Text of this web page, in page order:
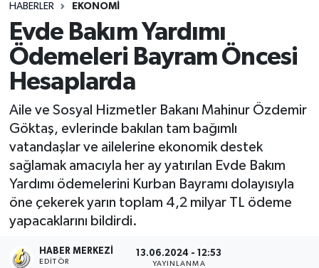
HABERLER EKONOMI
Evde Bakım Yardımı
Ödemeleri Bayram Öncesi
Hesaplarda
Aile ve Sosyal Hizmetler Bakanı Mahinur Özdemir
Göktaş, evlerinde bakılan tam bağımlı
vatandaşlar ve ailelerine ekonomik destek
sağlamak amacıyla her ay yatırılan Evde Bakım
Yardımı ödemelerini Kurban Bayramı dolayısıyla
öne çekerek yarın toplam 4,2 milyar TL ödeme
yapacaklarını bildirdi.
HABER MERKEZI
EDITÖR
13.06.2024 - 12:53
YAYINLANMA
Ulusal Haberler
Vefat Edenler